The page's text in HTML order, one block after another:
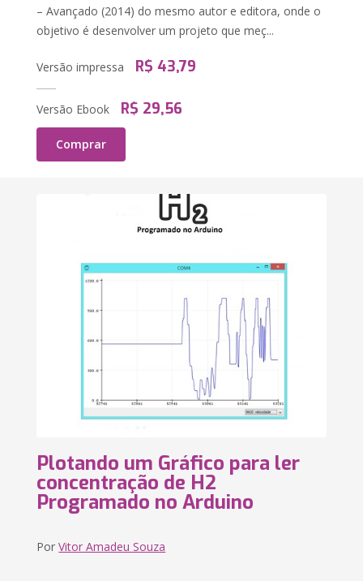
– Avançado (2014) do mesmo autor e editora, onde o
objetivo é desenvolver um projeto que meç...
Versão impressa R$ 43,79
Versão Ebook R$ 29,56
Comprar
Plotando um Gráfico para ler
concentração de H2
Programado no Arduino
PorVitor Amadeu Souza